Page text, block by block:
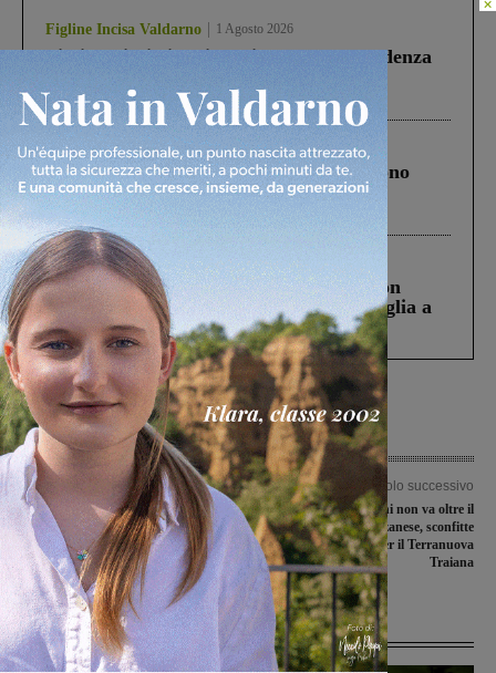
Figline Incisa Valdarno 1 Agosto 2026
Piscina di Figline finanziata oltre la scadenza
Pnrr, il gruppo di Fratelli d’Italia: “Un
ringraziamento al Governo”
Cronaca 4 Agosto 2026
Un anno fa la strage in A1 in cui morirono
Gianni, Giulia e Franco. Lo schianto, il
processo, lo stop ai sorpassi fra tir....
Cronaca 3 Agosto 2026
Scomparso da una struttura di Castiglion
Fiorentino l’uomo che aveva ucciso la figlia a
Levane nel 2020
Articolo precedente
Le ragazze della polisportiva “Galli” a
segno nel derby con la Jolly Acli
Livorno
Articolo successivo
Il Montevarchi non va oltre il
pareggio con la Fezzanese, sconfitte
per il Figline e per il Terranuova
Traiana
Ultime Notizie